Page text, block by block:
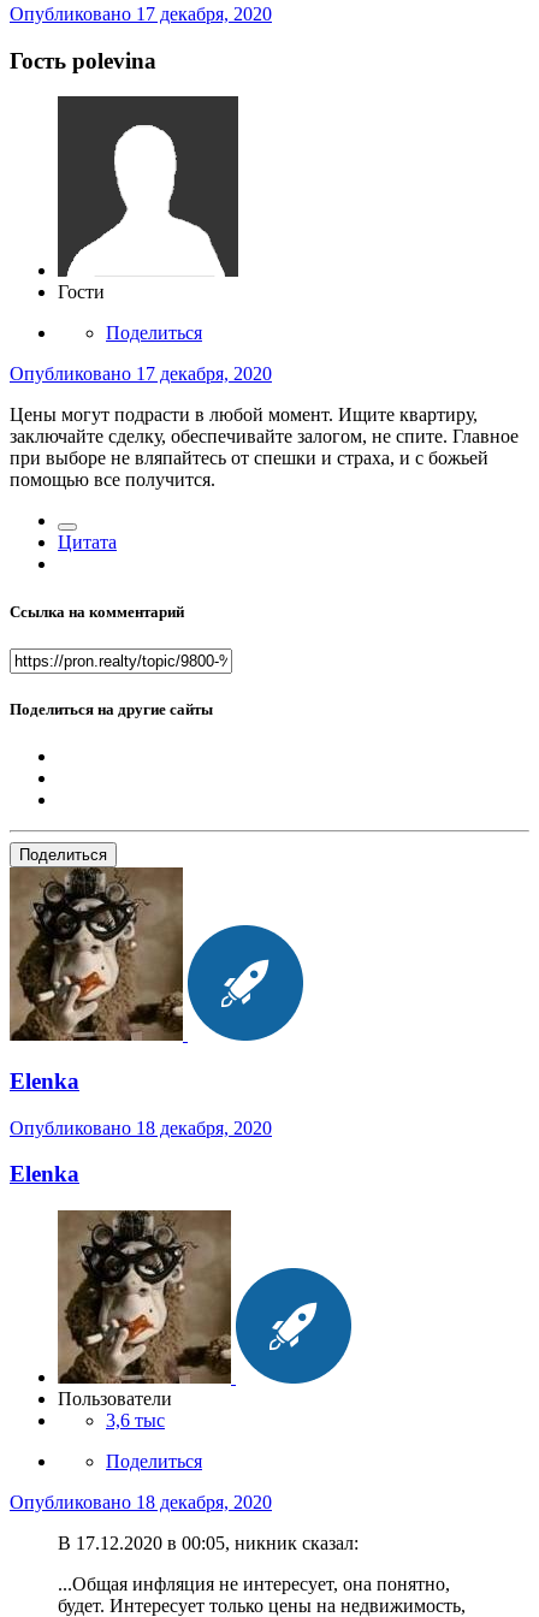
Опубликовано 17 декабря, 2020
Гость polevina
Гости
Поделиться
Опубликовано 17 декабря, 2020
Цены могут подрасти в любой момент. Ищите квартиру,
заключайте сделку, обеспечивайте залогом, не спите. Главное
при выборе не вляпайтесь от спешки и страха, и с божьей
помощью все получится.
Цитата
Ссылка на комментарий
Поделиться на другие сайты
Поделиться
Elenka
Опубликовано 18 декабря, 2020
Elenka
Пользователи
3,6 тыс
Поделиться
Опубликовано 18 декабря, 2020
В 17.12.2020 в 00:05, никник сказал:
...Общая инфляция не интересует, она понятно,
будет. Интересует только цены на недвижимость,